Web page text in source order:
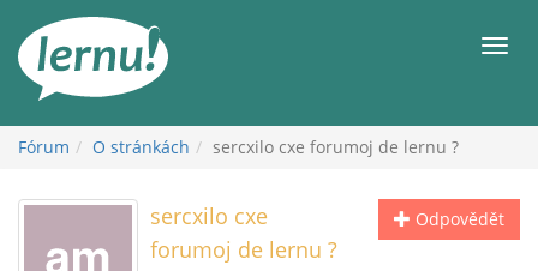
obsahu
Fórum O stránkách sercxilo cxe forumoj de lernu ?
Odpovědět
sercxilo cxe
forumoj de lernu ?